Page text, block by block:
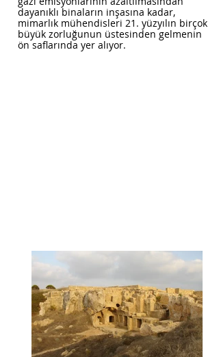
dayanıklı binaların inşasına kadar,
mimarlık mühendisleri 21. yüzyılın birçok
büyük zorluğunun üstesinden gelmenin
ön saflarında yer alıyor.